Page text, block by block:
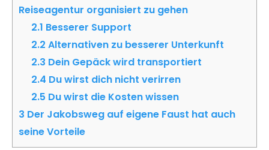
Reiseagentur organisiert zu gehen
2.1 Besserer Support
2.2 Alternativen zu besserer Unterkunft
2.3 Dein Gepäck wird transportiert
2.4 Du wirst dich nicht verirren
2.5 Du wirst die Kosten wissen
3 Der Jakobsweg auf eigene Faust hat auch
seine Vorteile